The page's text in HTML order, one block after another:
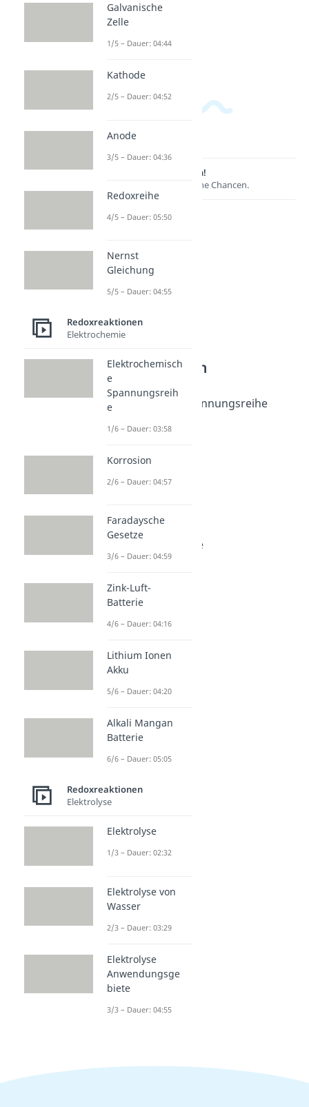
Lernen lohnt sich!
Entdecke hier deine Chancen.
Redoxreaktionen
Elektrochemie
Elektrochemische Spannungsreihe
Korrosion
Faradaysche Gesetze
Zink-Luft-Batterie
Lithium Ionen Akku
Dauer: 04:20
Alkali Mangan Batterie
Dauer: 05:05
Galvanische
Zelle
1/5 – Dauer: 04:44
Kathode
2/5 – Dauer: 04:52
Anode
3/5 – Dauer: 04:36
Redoxreihe
4/5 – Dauer: 05:50
Nernst
Gleichung
5/5 – Dauer: 04:55
Redoxreaktionen
Elektrochemie
Elektrochemisch
e
Spannungsreih
e
1/6 – Dauer: 03:58
Korrosion
2/6 – Dauer: 04:57
Faradaysche
Gesetze
3/6 – Dauer: 04:59
Zink-Luft-
Batterie
4/6 – Dauer: 04:16
Lithium Ionen
Akku
5/6 – Dauer: 04:20
Alkali Mangan
Batterie
6/6 – Dauer: 05:05
Redoxreaktionen
Elektrolyse
Elektrolyse
1/3 – Dauer: 02:32
Elektrolyse von
Wasser
2/3 – Dauer: 03:29
Elektrolyse
Anwendungsge
biete
3/3 – Dauer: 04:55